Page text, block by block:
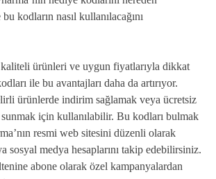
kodların nasıl kullanılacağını
ürünleri ve uygun fiyatlarıyla dikkat
ile bu avantajları daha da artırıyor.
ürünlerde indirim sağlamak veya ücretsiz
için kullanılabilir. Bu kodları bulmak
resmi web sitesini düzenli olarak
sosyal medya hesaplarını takip edebilirsiniz.
abone olarak özel kampanyalardan